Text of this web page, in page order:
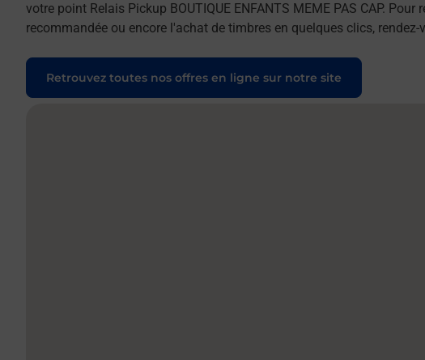
votre point Relais Pickup BOUTIQUE ENFANTS MEME PAS CAP.
recommandée ou encore l'achat de timbres en quelques clics,
Retrouvez toutes nos offres en ligne sur notre site